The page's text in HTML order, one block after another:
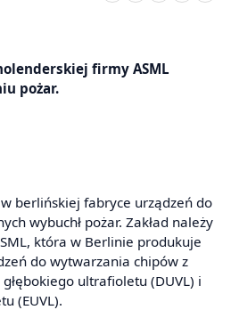
firmy ASML
pożar.
berlińskiej fabryce urządzeń do
wybuchł pożar. Zakład należy
która w Berlinie produkuje
do wytwarzania chipów z
ultrafioletu (DUVL) i
(EUVL).